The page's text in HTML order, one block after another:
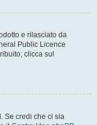
e rilasciato da
Public Licence
clicca sul
Se credi che ci sia